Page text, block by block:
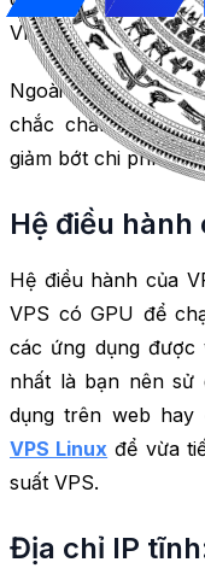
VPS GPU.
Ngoài ra, nếu bạn
chắc chắn bạn
giảm bớt chi phí cho
Hệ điều hành
Hệ điều hành của
VPS có GPU để
các ứng dụng
nhất là bạn nên sử
dụng trên web
VPS Linux để vừa
suất VPS.
Địa chỉ IP